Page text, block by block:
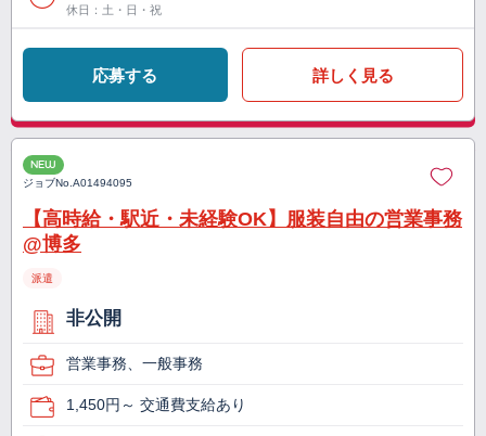
休日：土・日・祝
応募する 詳しく見る
NEW
ジョブNo.A01494095
【高時給・駅近・未経験OK】服装自由の営業事務
@博多
派遣
非公開
営業事務、一般事務
1,450円～ 交通費支給あり